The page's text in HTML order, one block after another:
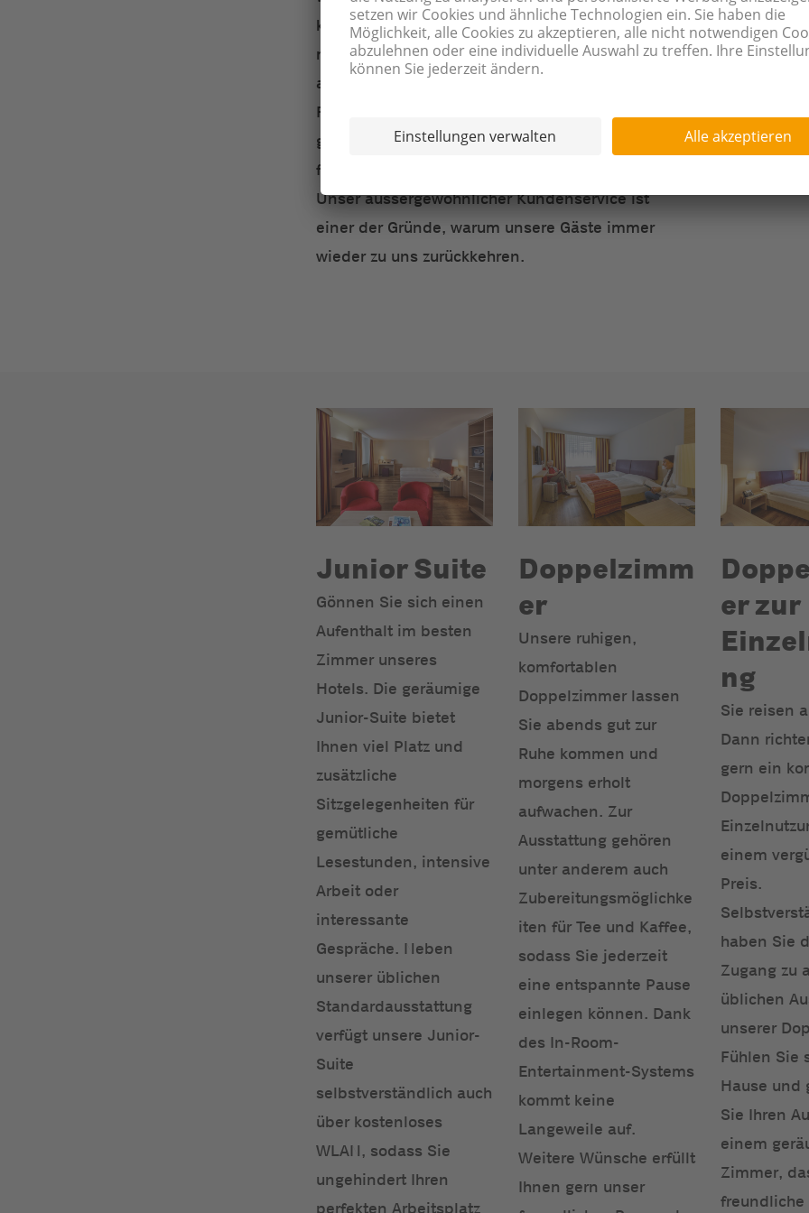
Mit der direkten Buchung erhalten Sie immer den besten
und ein kleines Geschenk dazu.
BUCHEN
komfortable Ausstattung technisch auf dem
modernsten Stand ist. Am Morgen können Sie
auf Wunsch ein abwechslungsreiches
Frühstücksbuffet geniessen. Während Ihres
gesamten Aufenthalts steht unser
freundliches Personal Ihnen gern zur Seite.
Unser aussergewöhnlicher Kundenservice ist
einer der Gründe, warum unsere Gäste immer
wieder zu uns zurückkehren.
Junior Suite
Gönnen Sie sich einen
Aufenthalt im besten
Zimmer unseres
Hotels. Die geräumige
Junior-Suite bietet
Ihnen viel Platz und
zusätzliche
Sitzgelegenheiten für
gemütliche
Lesestunden, intensive
Arbeit oder
interessante
Gespräche. Neben
unserer üblichen
Standardausstattung
verfügt unsere Junior-
Suite
selbstverständlich auch
über kostenloses
WLAN, sodass Sie
ungehindert Ihren
perfekten Arbeitsplatz
Doppelzimm
er
Unsere ruhigen,
komfortablen
Doppelzimmer lassen
Sie abends gut zur
Ruhe kommen und
morgens erholt
aufwachen. Zur
Ausstattung gehören
unter anderem auch
Zubereitungsmöglichke
iten für Tee und Kaffee,
sodass Sie jederzeit
eine entspannte Pause
einlegen können. Dank
des In-Room-
Entertainment-Systems
kommt keine
Langeweile auf.
Weitere Wünsche erfüllt
Ihnen gern unser
er zur
ng
Sie reisen
Dann
gern ein
einem
Preis.
haben Sie
Zugang zu
üblichen
unserer
Fühlen Sie
Hause und
Sie Ihren
einem
Zimmer,
freundliche